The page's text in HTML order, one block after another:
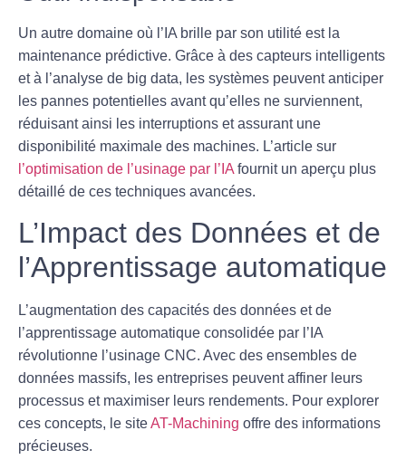
Un autre domaine où l’IA brille par son utilité est la
maintenance prédictive. Grâce à des capteurs intelligents
et à l’analyse de big data, les systèmes peuvent anticiper
les pannes potentielles avant qu’elles ne surviennent,
réduisant ainsi les interruptions et assurant une
disponibilité maximale des machines. L’article sur
l’optimisation de l’usinage par l’IA fournit un aperçu plus
détaillé de ces techniques avancées.
L’Impact des Données et de
l’Apprentissage automatique
L’augmentation des capacités des données et de
l’apprentissage automatique consolidée par l’IA
révolutionne l’usinage CNC. Avec des ensembles de
données massifs, les entreprises peuvent affiner leurs
processus et maximiser leurs rendements. Pour explorer
ces concepts, le siteAT-Machining offre des informations
précieuses.